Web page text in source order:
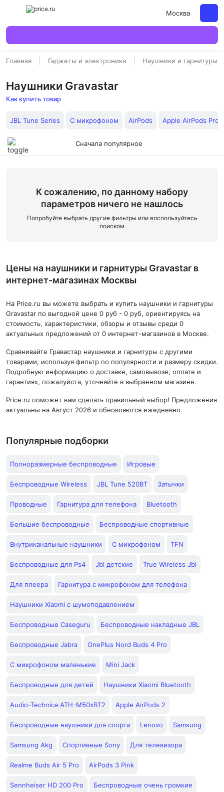
Москва
Главная Гаджеты и электроника Наушники и гарнитуры
Наушники Gravastar
Как купить товар
JBL Tune Series С микрофоном AirPods Apple AirPods Pro
Сначала популярное
К сожалению, по данному набору
параметров ничего не нашлось
Попробуйте выбрать другие фильтры или воспользуйтесь
поиском
Цены на наушники и гарнитуры Gravastar в
интернет-магазинах Москвы
На Price.ru вы можете выбрать и купить наушники и гарнитуры
Gravastar по выгодной цене 0 руб - 0 руб, ориентируясь на
стоимость, характеристики, обзоры и отзывы среди 0
актуальных предложений от 0 интернет-магазинов в Москве.
Сравнивайте Гравастар наушники и гарнитуры с другими
товарами, используя фильтр по популярности и размеру скидки.
Подробную информацию о доставке, самовывозе, оплате и
гарантиях, пожалуйста, уточняйте в выбранном магазине.
Price.ru поможет вам сделать правильный выбор! Предложения
актуальны на Август 2026 и обновляются ежедневно.
Популярные подборки
Полноразмерные беспроводные Игровые
Беспроводные Wireless JBL Tune 520BT Затычки
Проводные Гарнитура для телефона Bluetooth
Большие беспроводные Беспроводные спортивные
Внутриканальные наушники С микрофоном TFN
Беспроводные для Ps4 Jbl детские True Wireless Jbl
Для плеера Гарнитура с микрофоном для телефона
Наушники Xiaomi с шумоподавлением
Беспроводные Caseguru Беспроводные накладные JBL
Беспроводные Jabra OnePlus Nord Buds 4 Pro
С микрофоном маленькие Mini Jack
Беспроводные для детей Наушники Xiaomi Bluetooth
Audio-Technica ATH-M50xBT2 Apple AirPods 2
Беспроводные наушники для спорта Lenovo Samsung
Samsung Akg Спортивные Sony Для телевизора
Realme Buds Air 5 Pro AirPods 3 Pink
Sennheiser HD 200 Pro Беспроводные очень громкие